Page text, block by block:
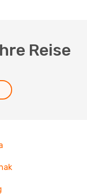
Reise